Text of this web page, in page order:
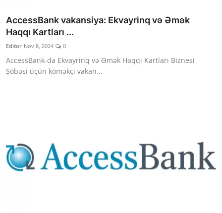
AccessBank vakansiya: Ekvayrinq və Əmək
Haqqı Kartları ...
Editor Nov 8, 2024 0
AccessBank-da Ekvayrinq və Əmək Haqqı Kartları Biznesi
Şöbəsi üçün köməkçi vakan...